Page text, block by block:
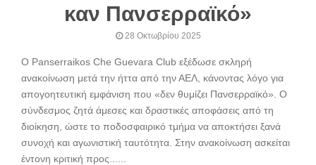
καν Πανσερραϊκό»
28 Οκτωβρίου 2025
Ο Panserraikos Che Guevara Club εξέδωσε σκληρή
ανακοίνωση μετά την ήττα από την ΑΕΛ, κάνοντας λόγο για
απογοητευτική εμφάνιση που «δεν θυμίζει Πανσερραϊκό». Ο
σύνδεσμος ζητά άμεσες και δραστικές αποφάσεις από τη
διοίκηση, ώστε το ποδοσφαιρικό τμήμα να αποκτήσει ξανά
συνοχή και αγωνιστική ταυτότητα. Στην ανακοίνωση ασκείται
έντονη κριτική προς......